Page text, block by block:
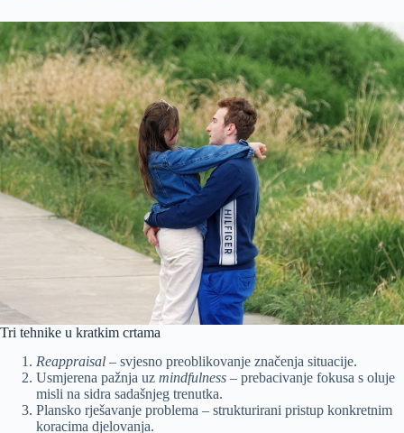
Tri tehnike u kratkim crtama
Reappraisal – svjesno preoblikovanje značenja situacije.
Usmjerena pažnja uz mindfulness – prebacivanje fokusa s oluje
misli na sidra sadašnjeg trenutka.
Plansko rješavanje problema – strukturirani pristup konkretnim
koracima djelovanja.